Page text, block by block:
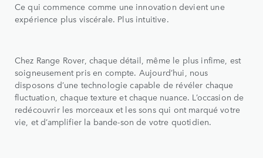
Ce qui commence comme une innovation devient une
expérience plus viscérale. Plus intuitive.
Chez Range Rover, chaque détail, même le plus infime, est
soigneusement pris en compte. Aujourd’hui, nous
disposons d’une technologie capable de révéler chaque
fluctuation, chaque texture et chaque nuance. L’occasion de
redécouvrir les morceaux et les sons qui ont marqué votre
vie, et d’amplifier la bande-son de votre quotidien.